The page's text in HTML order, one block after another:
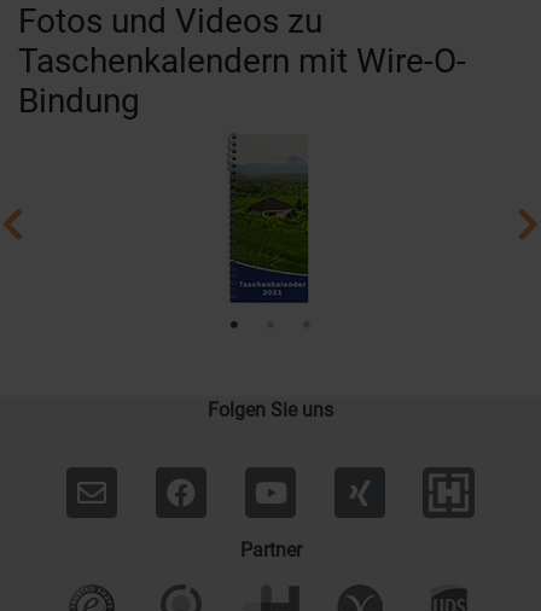
Fotos und Videos zu
Taschenkalendern mit Wire-O-
Bindung
Folgen Sie uns
Partner